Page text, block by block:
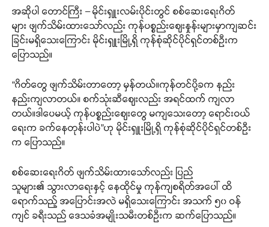
အဆိုပါ တောင်ကြီး – မိုင်းရှူးလမ်းပိုင်းတွင် စစ်ဆေးရေးဂိတ်
များ ဖျက်သိမ်းထားသော်လည်း ကုန်ပစ္စည်းဈေးနှုန်းများမှာကျဆင်း
ခြင်းမရှိသေးကြောင်း မိုင်းရှူးမြို့ရှိ ကုန်စုံဆိုင်ပိုင်ရှင်တစ်ဦးက
ပြောသည်။
“ဂိတ်တွေ ဖျက်သိမ်းတာတော့ မှန်တယ်။ကုန်တင်ပို့ခက နည်း
နည်းကျလာတယ်။ စက်သုံးဆီဈေးလည်း အရင်ထက် ကျလာ
တယ်။ဒါပေမယ့် ကုန်ပစ္စည်းဈေးတွေ မကျသေးတော့ ရောင်းဝယ်
ရေးက ခက်နေတုန်းပါပဲ”ဟု မိုင်းရှူးမြို့ရှိ ကုန်စုံဆိုင်ပိုင်ရှင်တစ်ဦး
က ပြောသည်။
စစ်ဆေးရေးဂိတ် ဖျက်သိမ်းထားသော်လည်း ပြည်
သူများ၏ သွားလာရေးနှင့် နေထိုင်မှု ကုန်ကျစရိတ်အပေါ် ထိ
ရောက်သည့် အပြောင်းအလဲ မရှိသေးကြောင်း အသက် ၅၀ ဝန်
ကျင် ခရီးသည် ဒေသခံအမျိုးသမီးတစ်ဦးက ဆက်ပြောသည်။